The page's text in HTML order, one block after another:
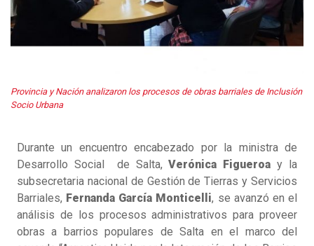
Provincia y Nación analizaron los procesos de obras barriales de Inclusión
Socio Urbana
Durante un encuentro encabezado por la ministra de
Desarrollo Social de Salta,Verónica Figueroa y la
subsecretaria nacional de Gestión de Tierras y Servicios
Barriales, Fernanda García Monticelli, se avanzó en el
análisis de los procesos administrativos para proveer
obras a barrios populares de Salta en el marco del